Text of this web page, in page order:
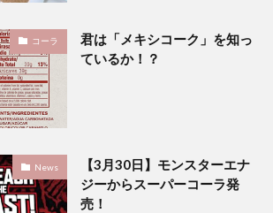
コーラ
君は「メキシコーク」を知っ
ているか！？
News
【3月30日】モンスターエナ
ジーからスーパーコーラ発
売！